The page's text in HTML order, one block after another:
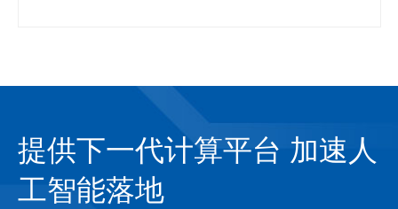
提供下一代计算平台 加速人
工智能落地